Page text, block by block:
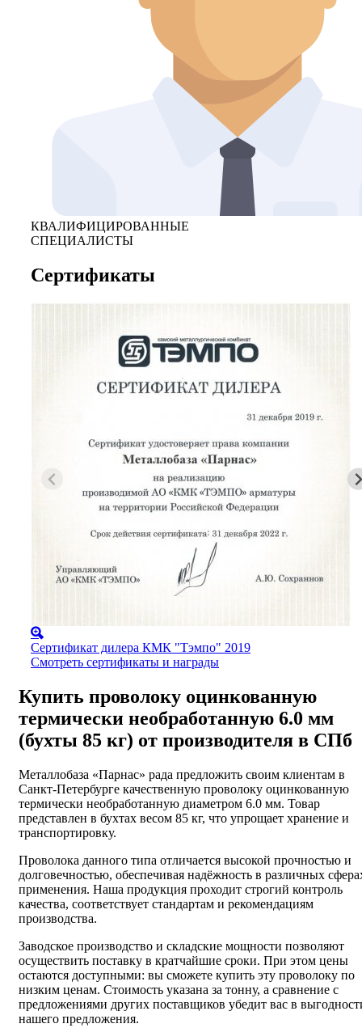
КВАЛИФИЦИРОВАННЫЕ
СПЕЦИАЛИСТЫ
Сертификаты
Сертификат дилера КМК "Тэмпо" 2019
Смотреть сертификаты и награды
Купить проволоку оцинкованную
термически необработанную 6.0 мм
(бухты 85 кг) от производителя в СПб
Металлобаза «Парнас» рада предложить своим клиентам в
Санкт-Петербурге качественную проволоку оцинкованную
термически необработанную диаметром 6.0 мм. Товар
представлен в бухтах весом 85 кг, что упрощает хранение и
транспортировку.
Проволока данного типа отличается высокой прочностью и
долговечностью, обеспечивая надёжность в различных
применения. Наша продукция проходит строгий контроль
качества, соответствует стандартам и рекомендациям
производства.
Заводское производство и складские мощности позволяют
осуществить поставку в кратчайшие сроки. При этом цены
остаются доступными: вы сможете купить эту проволоку по
низким ценам. Стоимость указана за тонну, а сравнение с
предложениями других поставщиков убедит вас в
нашего предложения.